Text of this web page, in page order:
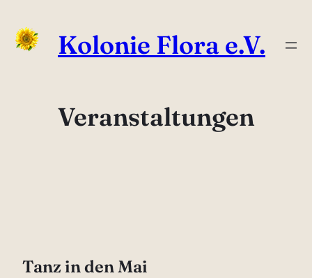
Inhalt
springen
Kolonie Flora e.V.
Veranstaltungen
Tanz in den Mai